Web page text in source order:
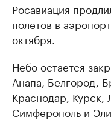
Росавиация
полетов в
октября.
Небо остается
Анапа, Белгород,
Краснодар, Курск,
Симферополь и